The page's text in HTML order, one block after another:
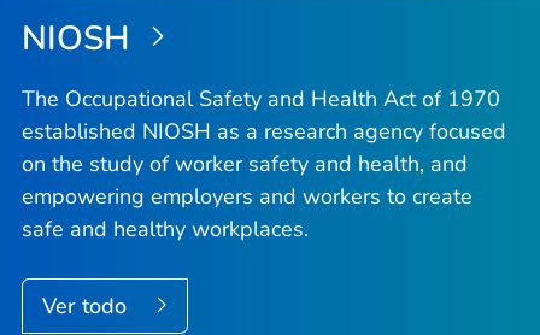
NIOSH
The Occupational Safety and Health Act of 1970
established NIOSH as a research agency focused
on the study of worker safety and health, and
empowering employers and workers to create
safe and healthy workplaces.
Ver todo